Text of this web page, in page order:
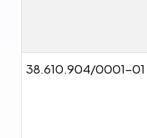
38.610.904/0001-01